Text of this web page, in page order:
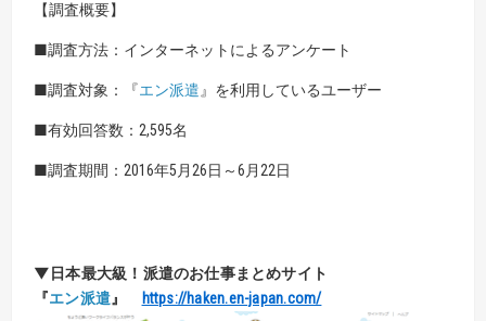
【調査概要】
■調査方法：インターネットによるアンケート
■調査対象：『エン派遣』を利用しているユーザー
■有効回答数：2,595名
■調査期間：2016年5月26日～6月22日
▼日本最大級！ 派遣のお仕事まとめサイト
『エン派遣』 https://haken.en-japan.com/